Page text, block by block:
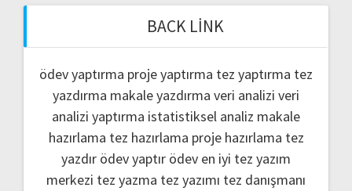
BACK LINK
ödev yaptırma proje yaptırma tez yaptırma tez
yazdırma makale yazdırma veri analizi veri
analizi yaptırma istatistiksel analiz makale
hazırlama tez hazırlama proje hazırlama tez
yazdır ödev yaptır ödev en iyi tez yazım
merkezi tez yazma tez yazımı tez danışmanı